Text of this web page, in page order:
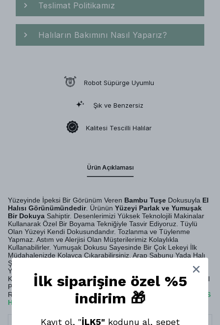
Teslimat Politikamız
Halıların Bakımını Nasıl Yaparız?
Robot Süpürge Uyumlu
Şık ve Benzersiz
Kalitesi Tescilli Halılar
Ürün Açıklaması
Yüzeyinde İpeksi Bir Görünüm Veren Bambu Tuşe Dokusuyla El
Halısı Görünümündedir. Ürünün Yüzeyi Parlak ve Yumuşak
Bir Dokuya Sahiptir. Desenlerimizi Yüksek Teknolojili Makinalar
Kullanarak Özel Bir Boyama Tekniğiyle Tasvir Ediyoruz. Tüylü
Olan Yüzeyi Kendi Dokusundandır. Tozlanma ve Tüylenme
Yapmaz. Astım ve Alerjisi Olan Müşterilerimiz Kolaylıkla
Kullanabilirler. Yumuşak Dokusu Sayesinde Bir Çok Lekeyi İlk
Müdahalenizde Kolayca Çıkarabilirsiniz. Arap Sabunu Yada Halı
Şampuanıyla Silerek Temizlemeniz Yeterli Olacaktır. Profesyonel
Yıkama Şirketlerine Verebilirsiniz. Evlerinde
Robot Süpürge
Kullanan Müşterilerimiz İçin Ürünümüz Uygundur. Sırt Kısmı Özel
Pamuklu Dokuma Tabandır. MONTİS HALI Olarak Pamuk
Rejenere Geri Dönüşüm İpliği Kullanmaktayız. Böylelikle
MONTİS
HALI
Doğa Dostudur.
İlk siparişine özel %5
indirim 🎁
Kayıt ol, "İLK5" kodunu al, sepet